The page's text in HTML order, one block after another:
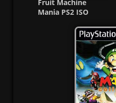
Fruit Machine
Mania PS2 ISO